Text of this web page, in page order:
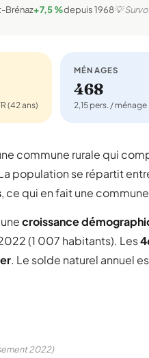
Brénaz+7,5 %depuis 1968💡
(42 ans)
MÉNAGES
468
2,15 pers. / ménage
commune rurale qui
population se répartit
, ce qui en fait une
croissance
(1 007 habitants). Les
. Le solde naturel annuel
2022)